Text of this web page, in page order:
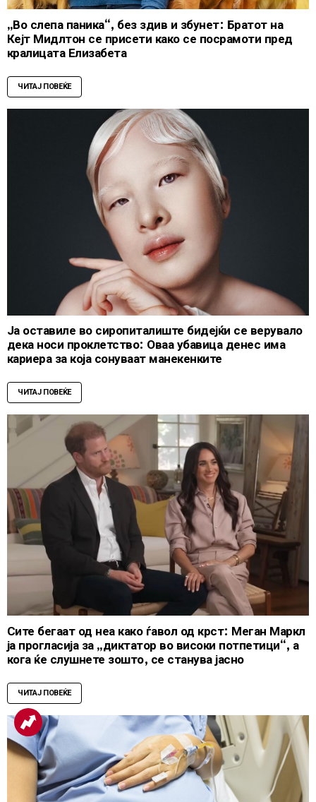
„Во слепа паника“, без здив и збунет: Братот на
Кејт Мидлтон се присети како се посрамоти пред
кралицата Елизабета
ЧИТАЈ ПОВЕЌЕ
Ја оставиле во сиропиталиште бидејќи се верувало
дека носи проклетство: Оваа убавица денес има
кариера за која сонуваат манекенките
ЧИТАЈ ПОВЕЌЕ
Сите бегаат од неа како ѓавол од крст: Меган Маркл
ја прогласија за „диктатор во високи потпетици“, а
кога ќе слушнете зошто, се станува јасно
ЧИТАЈ ПОВЕЌЕ